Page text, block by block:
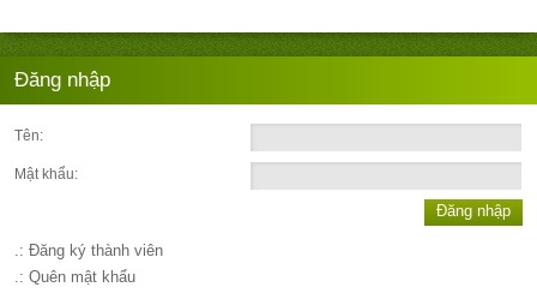
Đăng nhập
Tên:
Mật khẩu:
Đăng nhập
.: Đăng ký thành viên
.: Quên mật khẩu